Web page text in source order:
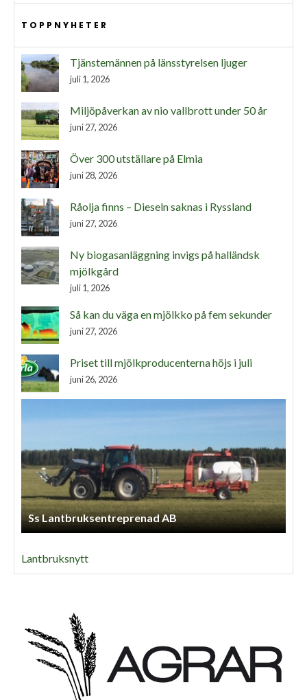
TOPPNYHETER
Tjänstemännen på länsstyrelsen ljuger
juli 1, 2026
Miljöpåverkan av nio vallbrott under 50 år
juni 27, 2026
Över 300 utställare på Elmia
juni 28, 2026
Råolja finns – Dieseln saknas i Ryssland
juni 27, 2026
Ny biogasanläggning invigs på halländsk
mjölkgård
juli 1, 2026
Så kan du väga en mjölkko på fem sekunder
juni 27, 2026
Priset till mjölkproducenterna höjs i juli
juni 26, 2026
Ss Lantbruksentreprenad AB
Lantbruksnytt